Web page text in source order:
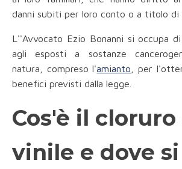
danni subiti per loro conto o a titolo di
L''Avvocato Ezio Bonanni si occupa
agli esposti a sostanze
natura, compreso l'amianto , per
benefici previsti dalla legge.
Cos'è il cloruro
vinile e dove